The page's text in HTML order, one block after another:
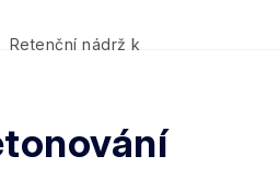
Retenční nádrž k